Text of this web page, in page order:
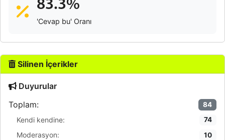
83.3%
'Cevap bu' Oranı
Silinen İçerikler
Duyurular
Toplam:
84
Kendi kendine: 74
Moderasyon: 10